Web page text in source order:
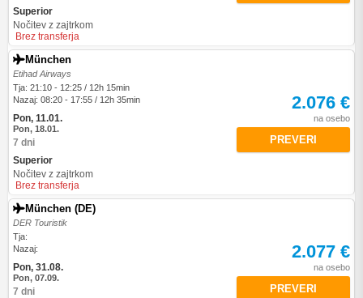
Superior
Nočitev z zajtrkom
Brez transferja
München
Etihad Airways
Tja: 21:10 - 12:25 / 12h 15min
Nazaj: 08:20 - 17:55 / 12h 35min
Pon, 11.01.
Pon, 18.01.
7 dni
Superior
Nočitev z zajtrkom
Brez transferja
2.076 €
na osebo
PREVERI
München (DE)
DER Touristik
Tja:
Nazaj:
Pon, 31.08.
Pon, 07.09.
7 dni
2.077 €
na osebo
PREVERI